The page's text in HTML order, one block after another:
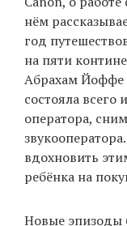
EN
UA
нём
год
на пяти
Абрахам Йоффе
состояла всего
оператора,
вдохновить
ребёнка на
Новые эпизоды